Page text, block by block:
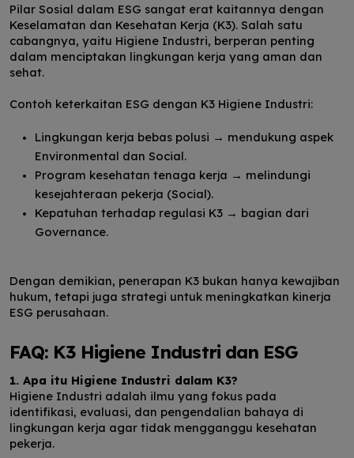
Pilar Sosial dalam ESG sangat erat kaitannya dengan
Keselamatan dan Kesehatan Kerja (K3). Salah satu
cabangnya, yaitu Higiene Industri, berperan penting
dalam menciptakan lingkungan kerja yang aman dan
sehat.
Contoh keterkaitan ESG dengan K3 Higiene Industri:
Lingkungan kerja bebas polusi → mendukung aspek
Environmental dan Social.
Program kesehatan tenaga kerja → melindungi
kesejahteraan pekerja (Social).
Kepatuhan terhadap regulasi K3 → bagian dari
Governance.
Dengan demikian, penerapan K3 bukan hanya kewajiban
hukum, tetapi juga strategi untuk meningkatkan kinerja
ESG perusahaan.
FAQ: K3 Higiene Industri dan ESG
1. Apa itu Higiene Industri dalam K3?
Higiene Industri adalah ilmu yang fokus pada
identifikasi, evaluasi, dan pengendalian bahaya di
lingkungan kerja agar tidak mengganggu kesehatan
pekerja.